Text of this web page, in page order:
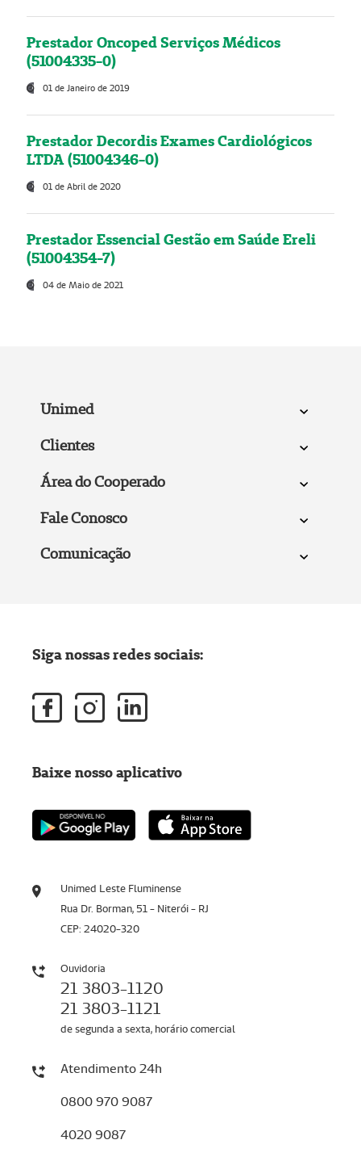
Prestador Oncoped Serviços Médicos
(51004335-0)
01 de Janeiro de 2019
Prestador Decordis Exames Cardiológicos
LTDA (51004346-0)
01 de Abril de 2020
Prestador Essencial Gestão em Saúde Ereli
(51004354-7)
04 de Maio de 2021
Unimed
Clientes
Área do Cooperado
Fale Conosco
Comunicação
Unimed Leste Fluminense
Rua Dr. Borman, 51 - Niterói - RJ
CEP: 24020-320
Ouvidoria
21 3803-1120
21 3803-1121
de segunda a sexta, horário comercial
Atendimento 24h
0800 970 9087
4020 9087
Siga nossas redes sociais:
Baixe nosso aplicativo